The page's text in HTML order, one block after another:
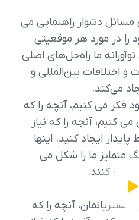
مسائل دشوار راهنمایی می
در مورد هر موقعیتی
ما راه‌حل‌های اصلی
و اختلافات بین‌المللی و
می‌کند.
فکر می کنیم، آنچه را که
کنیم، آنچه را که نیاز
ایجاد کنید. اینها
متمایز ما را شکل می
می کنند.
مشتریانمان، آنچه را که